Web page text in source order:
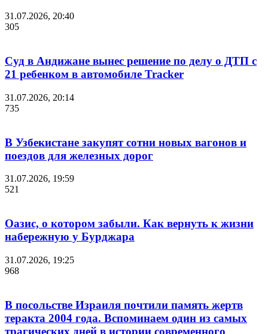
31.07.2026, 20:40
305
Суд в Андижане вынес решение по делу о ДТП с
21 ребенком в автомобиле Tracker
31.07.2026, 20:14
735
В Узбекистане закупят сотни новых вагонов и
поездов для железных дорог
31.07.2026, 19:59
521
Оазис, о котором забыли. Как вернуть к жизни
набережную у Бурджара
31.07.2026, 19:25
968
В посольстве Израиля почтили память жертв
теракта 2004 года. Вспоминаем один из самых
трагических дней в истории современного